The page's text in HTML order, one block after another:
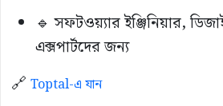
🔹 সফটওয়্যার ইঞ্জিনিয়ার,
এক্সপার্টদের জন্য
🔗 Toptal-এ যান